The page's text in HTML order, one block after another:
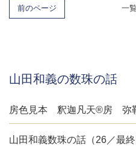
前のページ 一
山田和義の数珠の話
房色見本 釈迦凡天®房 弥
山田和義数珠の話（26／最